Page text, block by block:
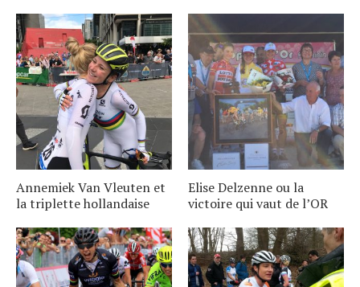
Annemiek Van Vleuten et
la triplette hollandaise
Elise Delzenne ou la
victoire qui vaut de l’OR